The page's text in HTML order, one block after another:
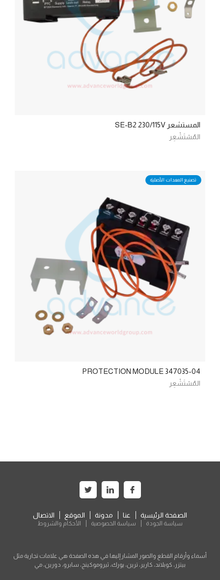
المستشعر SE-B2 230/115V
المُسْتَشْعِر
تصنيع المعدات الأصلية
PROTECTION MODULE 347035-04
المُسْتَشْعِر
الصفحة الرئيسية عنا مدونة الموقع الاتصال
سياسة الجودة سياسة الخصوصية الأحكام والشروط
أسماء وأرقام القطع والصور المشار إليها في هذه الصفحة هي علامات تجارية مثل
بيتزر، كوبلاند، كارير، ترين، يورك، ثيروموكينج، سابرو، دورين، مي